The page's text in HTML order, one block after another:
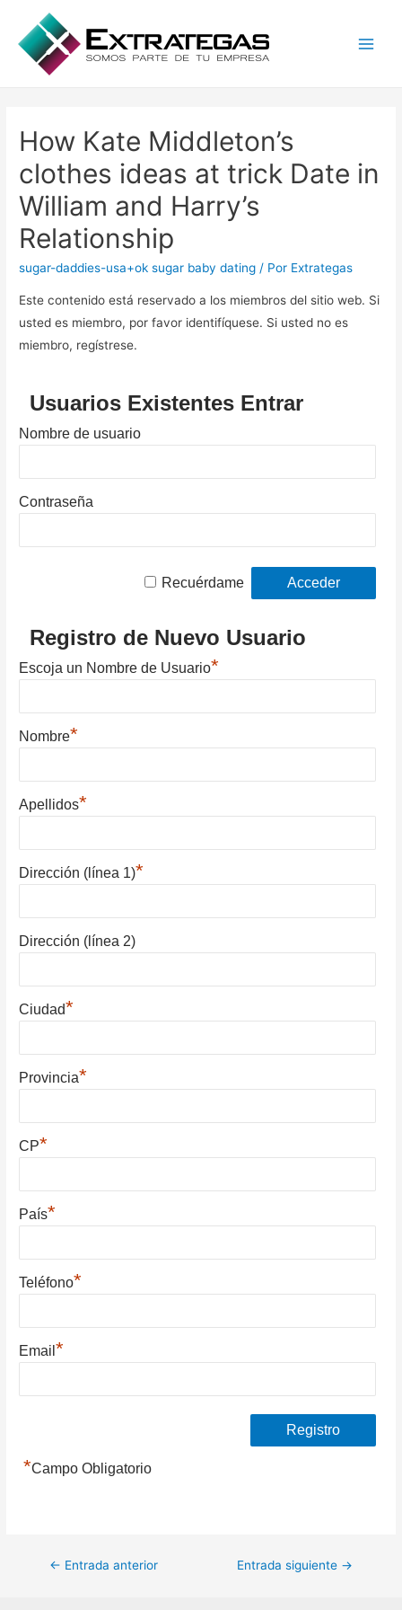
How Kate Middleton’s
clothes ideas at trick Date in
William and Harry’s
Relationship
sugar-daddies-usa+ok sugar baby dating / Por Extrategas
Este contenido está reservado a los miembros del sitio web. Si
usted es miembro, por favor identifíquese. Si usted no es
miembro, regístrese.
Usuarios Existentes Entrar
Nombre de usuario
Contraseña
Recuérdame
Registro de Nuevo Usuario
Escoja un Nombre de Usuario*
Nombre*
Apellidos*
Dirección (línea 1)*
Dirección (línea 2)
Ciudad*
Provincia*
CP*
País*
Teléfono*
Email*
*Campo Obligatorio
Navegación
← Entrada anterior Entrada siguiente →